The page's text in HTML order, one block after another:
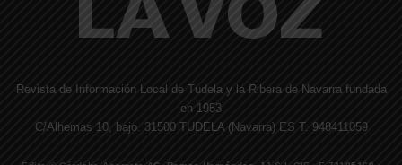
Revista de Información Local de Tudela y la Ribera de Navarra fundada
en 1953
C/Alhemas 10, bajo. 31500 TUDELA (Navarra) ES T. 948411059